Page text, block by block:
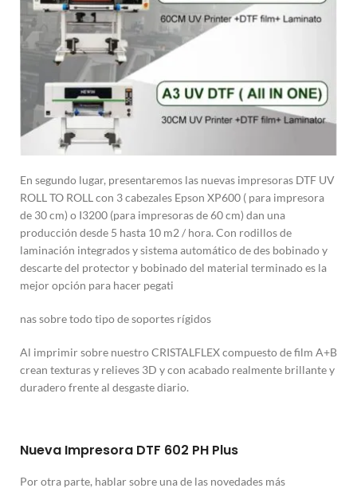
En segundo lugar, presentaremos las nuevas impresoras DTF UV
ROLL TO ROLL con 3 cabezales Epson XP600 ( para impresora
de 30 cm) o I3200 (para impresoras de 60 cm) dan una
producción desde 5 hasta 10 m2 / hora. Con rodillos de
laminación integrados y sistema automático de des bobinado y
descarte del protector y bobinado del material terminado es la
mejor opción para hacer pegati
nas sobre todo tipo de soportes rígidos
Al imprimir sobre nuestro CRISTALFLEX compuesto de film A+B
crean texturas y relieves 3D y con acabado realmente brillante y
duradero frente al desgaste diario.
Nueva Impresora DTF 602 PH Plus
Por otra parte, hablar sobre una de las novedades más